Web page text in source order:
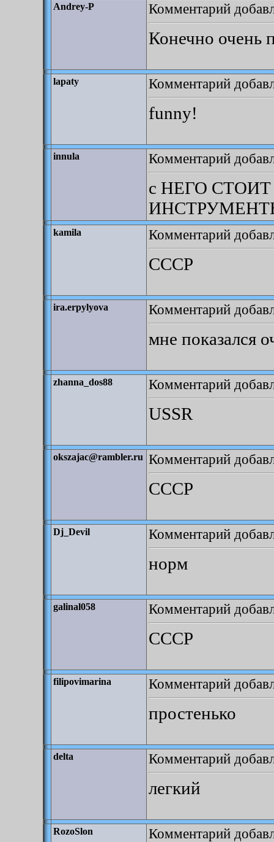
Andrey-P Комментарий
Конечно очень
lapaty Комментарий
funny!
innula Комментарий
с НЕГО
kamila Комментарий
СССР
ira.erpylyova Комментарий
мне показался
zhanna_dos88 Комментарий
USSR
okszajac@rambler.ru Комментарий
СССР
Dj_Devil Комментарий
норм
galinal058 Комментарий
СССР
filipovimarina Комментарий
простенько
delta Комментарий
легкий
RozoSlon Комментарий